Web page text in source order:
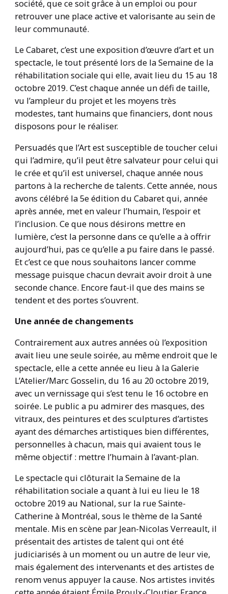
société, que ce soit grâce à un emploi ou pour
retrouver une place active et valorisante au sein de
leur communauté.
Le Cabaret, c’est une exposition d’œuvre d’art et un
spectacle, le tout présenté lors de la Semaine de la
réhabilitation sociale qui elle, avait lieu du 15 au 18
octobre 2019. C’est chaque année un défi de taille,
vu l’ampleur du projet et les moyens très
modestes, tant humains que financiers, dont nous
disposons pour le réaliser.
Persuadés que l’Art est susceptible de toucher celui
qui l’admire, qu’il peut être salvateur pour celui qui
le crée et qu’il est universel, chaque année nous
partons à la recherche de talents. Cette année, nous
avons célébré la 5e édition du Cabaret qui, année
après année, met en valeur l’humain, l’espoir et
l’inclusion. Ce que nous désirons mettre en
lumière, c’est la personne dans ce qu’elle a à offrir
aujourd’hui, pas ce qu’elle a pu faire dans le passé.
Et c’est ce que nous souhaitons lancer comme
message puisque chacun devrait avoir droit à une
seconde chance. Encore faut-il que des mains se
tendent et des portes s’ouvrent.
Une année de changements
Contrairement aux autres années où l’exposition
avait lieu une seule soirée, au même endroit que le
spectacle, elle a cette année eu lieu à la Galerie
L’Atelier/Marc Gosselin, du 16 au 20 octobre 2019,
avec un vernissage qui s’est tenu le 16 octobre en
soirée. Le public a pu admirer des masques, des
vitraux, des peintures et des sculptures d’artistes
ayant des démarches artistiques bien différentes,
personnelles à chacun, mais qui avaient tous le
même objectif : mettre l’humain à l’avant-plan.
Le spectacle qui clôturait la Semaine de la
réhabilitation sociale a quant à lui eu lieu le 18
octobre 2019 au National, sur la rue Sainte-
Catherine à Montréal, sous le thème de la Santé
mentale. Mis en scène par Jean-Nicolas Verreault, il
présentait des artistes de talent qui ont été
judiciarisés à un moment ou un autre de leur vie,
mais également des intervenants et des artistes de
renom venus appuyer la cause. Nos artistes invités